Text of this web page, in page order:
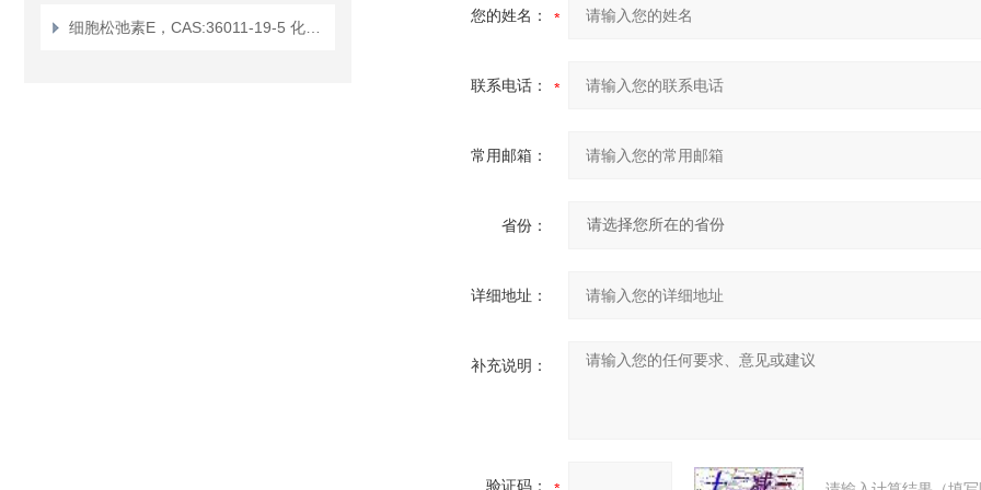
您的姓名：
联系电话：
常用邮箱：
省份：
详细地址：
补充说明：
验证码：